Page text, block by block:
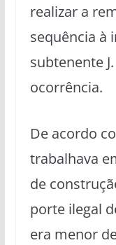
realizar a
sequência à
subtenente
ocorrência.
De acordo
trabalhava
de
porte ilegal
era menor